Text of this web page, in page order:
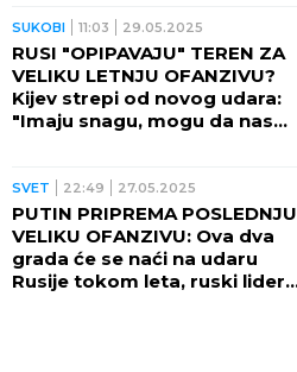
SUKOBI 11:03 29.05.2025
RUSI "OPIPAVAJU" TEREN ZA
VELIKU LETNJU OFANZIVU?
Kijev strepi od novog udara:
"Imaju snagu, mogu da nas
SVET 22:49 27.05.2025
PUTIN PRIPREMA POSLEDNJU
VELIKU OFANZIVU: Ova dva
grada će se naći na udaru
Rusije tokom leta, ruski lider